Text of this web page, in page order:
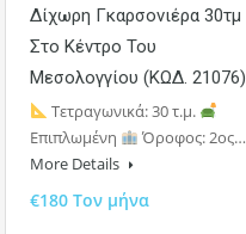
Δίχωρη Γκαρσονιέρα 30τμ
Στο Κέντρο Του
Μεσολογγίου (ΚΩΔ. 21076)
Τετραγωνικά: 30 τ.μ.
Επιπλωμένη
Όροφος: 2ος…
More Details
€180 Τον μήνα